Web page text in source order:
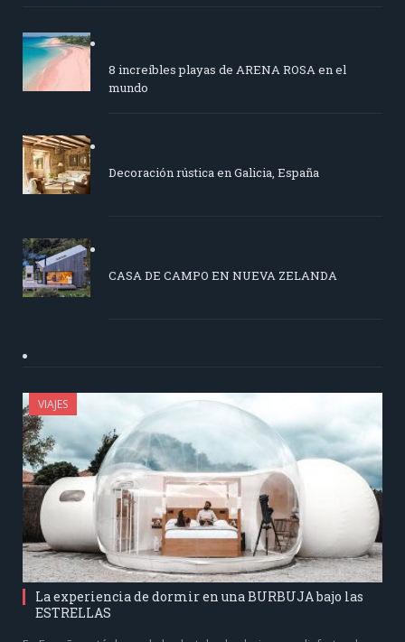
8 increíbles playas de ARENA ROSA en el
mundo
Decoración rústica en Galicia, España
CASA DE CAMPO EN NUEVA ZELANDA
VIAJES
La experiencia de dormir en una BURBUJA bajo las
ESTRELLAS